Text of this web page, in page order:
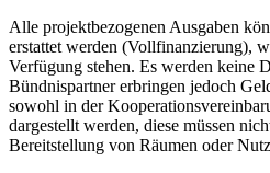
Alle projektbezogenen Ausgaben
erstattet werden (Vollfinanzierung),
Verfügung stehen. Es werden keine
Bündnispartner erbringen jedoch
sowohl in der
dargestellt werden, diese müssen
Bereitstellung von Räumen oder